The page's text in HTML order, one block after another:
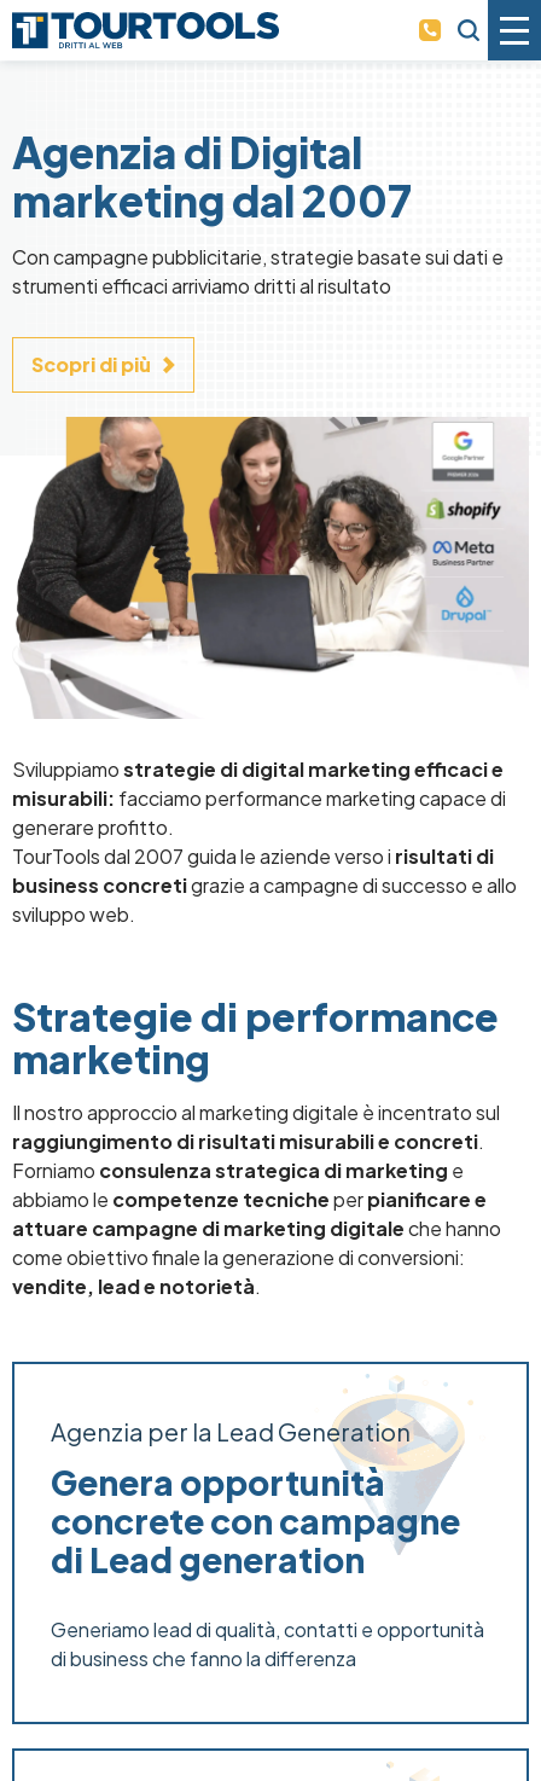
Agenzia di Digital
marketing dal 2007
Con campagne pubblicitarie, strategie basate sui dati e
strumenti efficaci arriviamo dritti al risultato
Scopri di più
Sviluppiamostrategie di digital marketing efficaci e
misurabili: facciamo performance marketing capace di
generare profitto.
TourTools dal 2007 guida le aziende verso i risultati di
business concretigrazie a campagne di successo e allo
sviluppo web.
Strategie di performance
marketing
Il nostro approccio al marketing digitale è incentrato sul
raggiungimento di risultati misurabili e concreti.
Forniamo consulenza strategica di marketing e
abbiamo le competenze tecnicheperpianificare e
attuare campagne di marketing digitaleche hanno
come obiettivo finale la generazione di conversioni:
vendite, lead e notorietà.
Agenzia per la Lead Generation
Genera opportunità
concrete con campagne
di Lead generation
Generiamo lead di qualità, contatti e opportunità
di business che fanno la differenza